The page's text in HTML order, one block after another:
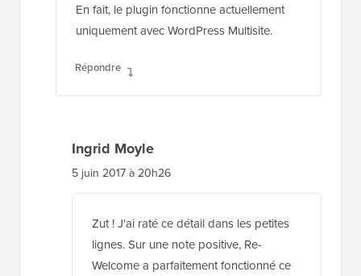
En fait, le plugin fonctionne actuellement
uniquement avec WordPress Multisite.
Répondre
Ingrid Moyle
5 juin 2017 à 20h26
Zut ! J'ai raté ce détail dans les petites
lignes. Sur une note positive, Re-
Welcome a parfaitement fonctionné ce